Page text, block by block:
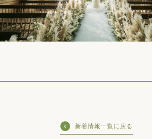
新着情報一覧に戻る